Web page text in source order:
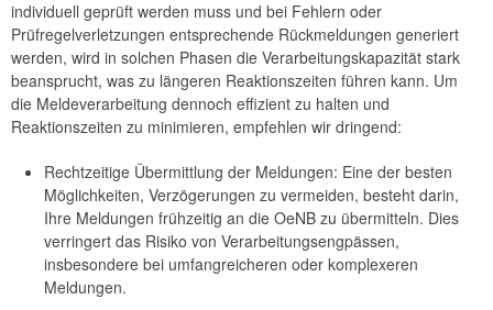
individuell geprüft werden muss und bei Fehlern oder
Prüfregelverletzungen entsprechende Rückmeldungen generiert
werden, wird in solchen Phasen die Verarbeitungskapazität stark
beansprucht, was zu längeren Reaktionszeiten führen kann. Um
die Meldeverarbeitung dennoch effizient zu halten und
Reaktionszeiten zu minimieren, empfehlen wir dringend:
Rechtzeitige Übermittlung der Meldungen: Eine der besten
Möglichkeiten, Verzögerungen zu vermeiden, besteht darin,
Ihre Meldungen frühzeitig an die OeNB zu übermitteln. Dies
verringert das Risiko von Verarbeitungsengpässen,
insbesondere bei umfangreicheren oder komplexeren
Meldungen.